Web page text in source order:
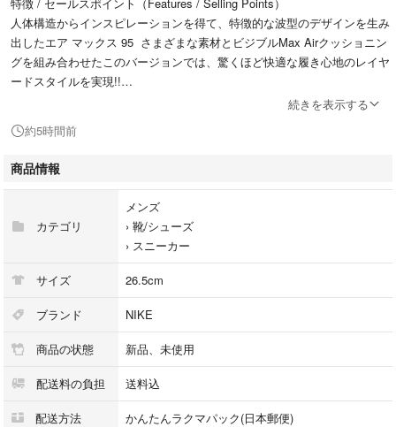
人体構造からインスピレーションを得て、特徴的な波型のデザインを生み
出したエア マックス 95 さまざまな素材とビジブルMax Airクッショニン
グを組み合わせたこのバージョンでは、驚くほど快適な履き心地のレイヤ
ードスタイルを実現!!
注意事項（Important Notes）
●スニーカーは専用倉庫でコレクションとして管理しており 出品している
新品スニーカーは未使用品ですが、当方及びメーカーで保管擦り傷や汚れ
●10枚目の画像は公式画像です その他可能な限り多方面から撮影しました
が 撮影箇所以外や、撮影に映り難い汚れや 生産時の接着剤跡、縫製の粗
さ、エアー量の強弱などがあるかもしれません
実際に試着しての購入ではないため 完品をお求めの方はご遠慮いただけ
ればと思います
ノークレームノーリターンでお願いします
続きを表示する
約5時間前
商品情報
カテゴリ
メンズ
› 靴/シューズ
› スニーカー
サイズ 26.5cm
ブランド NIKE
商品の状態 新品、未使用
配送料の負担 送料込
配送方法 かんたんラクマパック(日本郵便)